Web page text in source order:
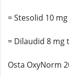
= Stesolid 10
= Dilaudid 8
Osta OxyNorm